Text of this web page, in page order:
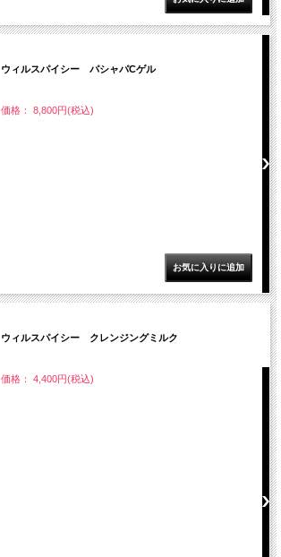
ウィルスパイシー パシャパCゲル
価格： 8,800円(税込)
ウィルスパイシー クレンジングミルク
価格： 4,400円(税込)